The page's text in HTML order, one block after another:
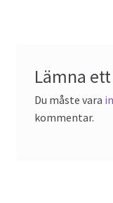
Lämna
Du måste vara
kommentar.